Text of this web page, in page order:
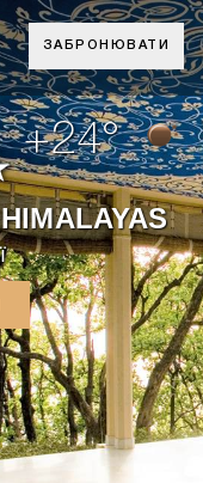
ЗАБРОНЮВАТИ
+24°